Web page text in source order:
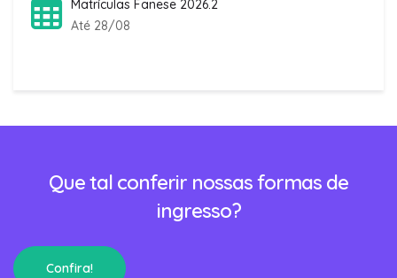
Matrículas Fanese 2026.2
Até 28/08
Que tal conferir nossas formas de
ingresso?
Confira!